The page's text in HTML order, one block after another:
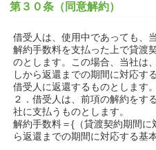
第３０条（同意解約）
借受人は、使用中であっても、
解約手数料を支払った上で貸渡
のとします。この場合、当社は
しから返還までの期間に対応す
借受人に返還するものとします。
２．借受人は、前項の解約をす
社に支払うものとします。
解約手数料＝{（貸渡契約期間に
ら返還までの期間に対応する基